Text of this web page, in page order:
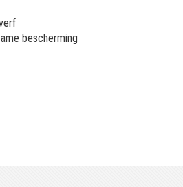
bescherming